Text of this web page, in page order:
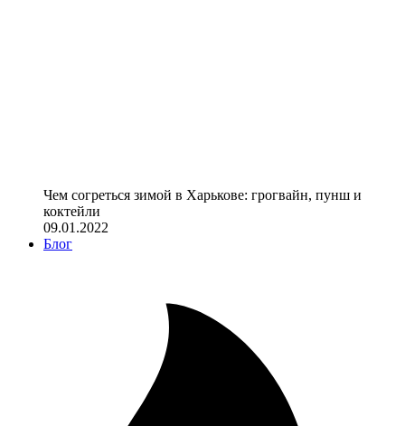
Чем согреться зимой в Харькове: грогвайн, пунш и
коктейли
09.01.2022
Блог